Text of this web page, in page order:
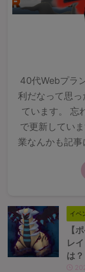
40代Webプラ
利だなって思
ています。 忘
で更新してい
業なんかも記事
イベ
【
レ
は？